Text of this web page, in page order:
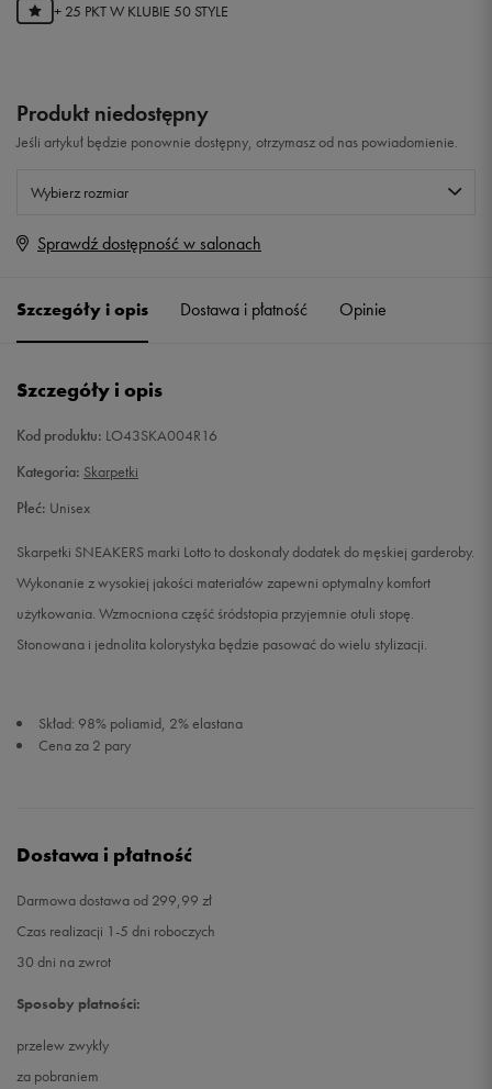
+ 25 PKT W KLUBIE 50 STYLE
Produkt niedostępny
Jeśli artykuł będzie ponownie dostępny, otrzymasz od nas powiadomienie.
Wybierz rozmiar
Rozmiary EU
35-38
XS
Sprawdź dostępność w salonach
Szczegóły i opis Dostawa i płatność Opinie
Szczegóły i opis
Kod produktu: LO43SKA004R16
Kategoria: Skarpetki
Płeć: Unisex
Skarpetki SNEAKERS marki Lotto to doskonały dodatek do męskiej garderoby.
Wykonanie z wysokiej jakości materiałów zapewni optymalny komfort
użytkowania. Wzmocniona część śródstopia przyjemnie otuli stopę.
Stonowana i jednolita kolorystyka będzie pasować do wielu stylizacji.
Skład: 98% poliamid, 2% elastana
Cena za 2 pary
Dostawa i płatność
Darmowa dostawa od 299,99 zł
Czas realizacji 1-5 dni roboczych
30 dni na zwrot
Sposoby płatności:
przelew zwykły
za pobraniem